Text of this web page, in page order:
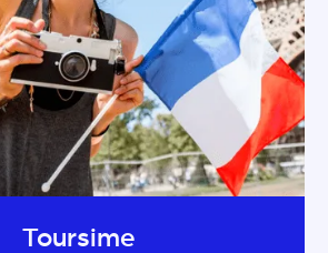
Toursime